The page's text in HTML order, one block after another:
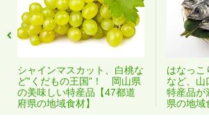
シャインマスカット、白桃な
ど‟くだもの王国”！ 岡山県
の美味しい特産品【47都道
府県の地域食材】
はなっこ
など、山
特産品が
県の地域